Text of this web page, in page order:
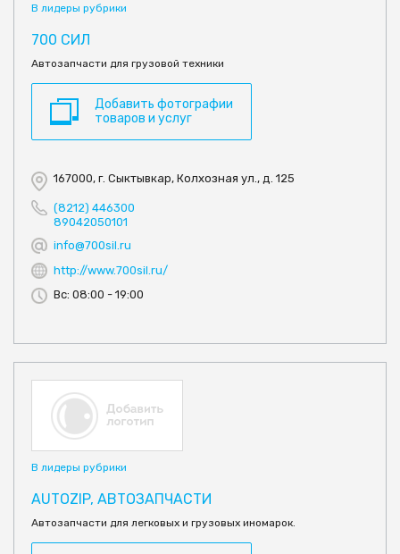
В лидеры рубрики
700 СИЛ
Автозапчасти для грузовой техники
Добавить фотографии
товаров и услуг
167000, г. Сыктывкар, Колхозная ул., д. 125
(8212) 446300
89042050101
info@700sil.ru
http://www.700sil.ru/
Вс: 08:00 - 19:00
В лидеры рубрики
AUTOZIP, АВТОЗАПЧАСТИ
Автозапчасти для легковых и грузовых иномарок.